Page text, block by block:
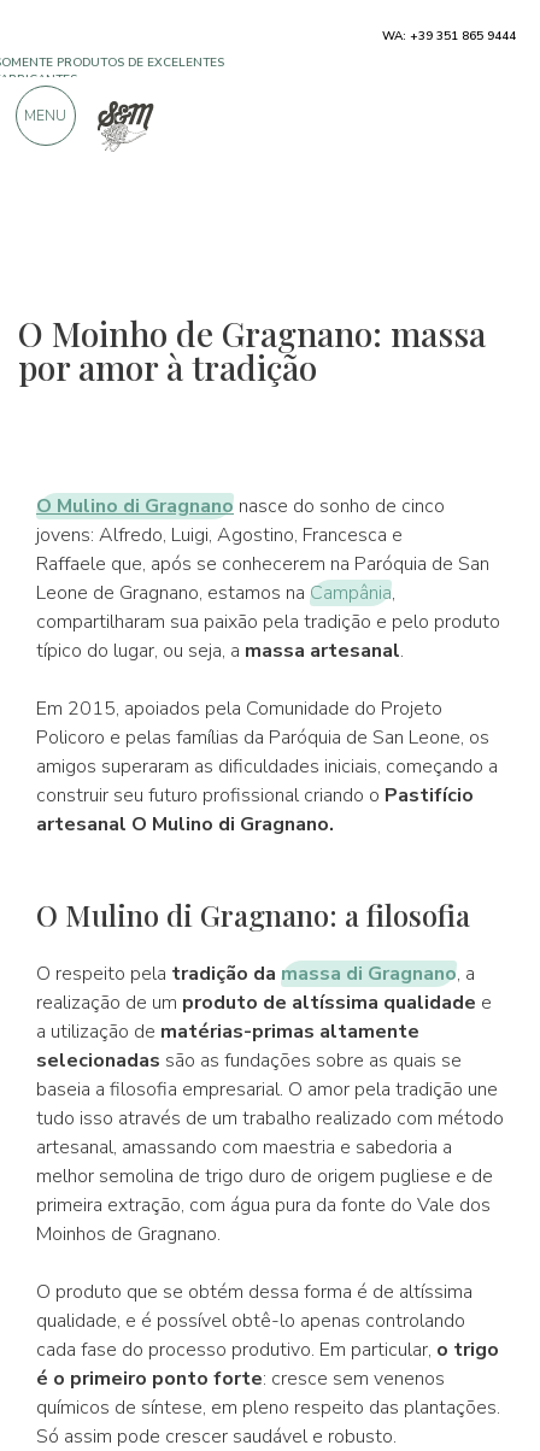
O Moinho de Gragnano: massa
por amor à tradição
O Mulino di Gragnano nasce do sonho de cinco
jovens: Alfredo, Luigi, Agostino, Francesca e
Raffaele que, após se conhecerem na Paróquia de San
Leone de Gragnano, estamos na Campânia,
compartilharam sua paixão pela tradição e pelo produto
típico do lugar, ou seja, a massa artesanal.
Em 2015, apoiados pela Comunidade do Projeto
Policoro e pelas famílias da Paróquia de San Leone, os
amigos superaram as dificuldades iniciais, começando a
construir seu futuro profissional criando o Pastifício
artesanal O Mulino di Gragnano.
O Mulino di Gragnano: a filosofia
O respeito pela tradição da massa di Gragnano, a
realização de um produto de altíssima qualidade e
a utilização de matérias-primas altamente
selecionadas são as fundações sobre as quais se
baseia a filosofia empresarial. O amor pela tradição une
tudo isso através de um trabalho realizado com método
artesanal, amassando com maestria e sabedoria a
melhor semolina de trigo duro de origem pugliese e de
primeira extração, com água pura da fonte do Vale dos
Moinhos de Gragnano.
O produto que se obtém dessa forma é de altíssima
qualidade, e é possível obtê-lo apenas controlando
cada fase do processo produtivo. Em particular, o trigo
é o primeiro ponto forte: cresce sem venenos
químicos de síntese, em pleno respeito das plantações.
Só assim pode crescer saudável e robusto.
DE 900 AVALIAÇÕES POSITIVAS
WA: +39 351 865 9444
MENU